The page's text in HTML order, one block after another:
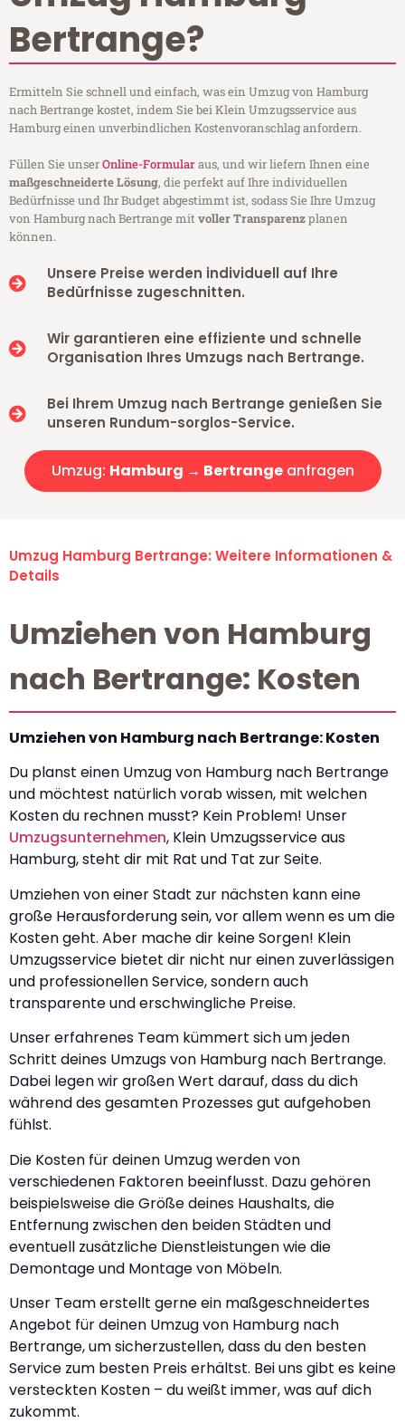
Bertrange?
Ermitteln Sie schnell und einfach, was ein Umzug von Hamburg
nach Bertrange kostet, indem Sie bei Klein Umzugsservice aus
Hamburg einen unverbindlichen Kostenvoranschlag anfordern.
Füllen Sie unserOnline-Formularaus, und wir liefern Ihnen eine
maßgeschneiderte Lösung, die perfekt auf Ihre individuellen
Bedürfnisse und Ihr Budget abgestimmt ist, sodass Sie Ihre Umzug
von Hamburg nach Bertrange mitvoller Transparenzplanen
können.
Unsere Preise werden individuell auf Ihre
Bedürfnisse zugeschnitten.
Wir garantieren eine effiziente und schnelle
Organisation Ihres Umzugs nach Bertrange.
Bei Ihrem Umzug nach Bertrange genießen Sie
unseren Rundum-sorglos-Service.
Umzug: Hamburg → Bertrangeanfragen
Umzug Hamburg Bertrange: Weitere Informationen &
Details
Umziehen von Hamburg
nach Bertrange: Kosten
Umziehen von Hamburg nach Bertrange: Kosten
Du planst einen Umzug von Hamburg nach Bertrange
und möchtest natürlich vorab wissen, mit welchen
Kosten du rechnen musst? Kein Problem! Unser
Umzugsunternehmen, Klein Umzugsservice aus
Hamburg, steht dir mit Rat und Tat zur Seite.
Umziehen von einer Stadt zur nächsten kann eine
große Herausforderung sein, vor allem wenn es um die
Kosten geht. Aber mache dir keine Sorgen! Klein
Umzugsservice bietet dir nicht nur einen zuverlässigen
und professionellen Service, sondern auch
transparente und erschwingliche Preise.
Unser erfahrenes Team kümmert sich um jeden
Schritt deines Umzugs von Hamburg nach Bertrange.
Dabei legen wir großen Wert darauf, dass du dich
während des gesamten Prozesses gut aufgehoben
fühlst.
Die Kosten für deinen Umzug werden von
verschiedenen Faktoren beeinflusst. Dazu gehören
beispielsweise die Größe deines Haushalts, die
Entfernung zwischen den beiden Städten und
eventuell zusätzliche Dienstleistungen wie die
Demontage und Montage von Möbeln.
Unser Team erstellt gerne ein maßgeschneidertes
Angebot für deinen Umzug von Hamburg nach
Bertrange, um sicherzustellen, dass du den besten
Service zum besten Preis erhältst. Bei uns gibt es keine
versteckten Kosten – du weißt immer, was auf dich
zukommt.